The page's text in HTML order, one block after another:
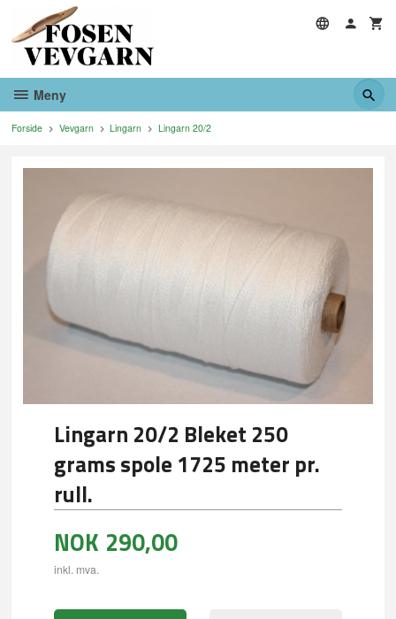
innholdet
Meny
Forside Vevgarn Lingarn Lingarn 20/2
Lingarn 20/2 Bleket 250
grams spole 1725 meter pr.
rull.
NOK 290,00
inkl. mva.